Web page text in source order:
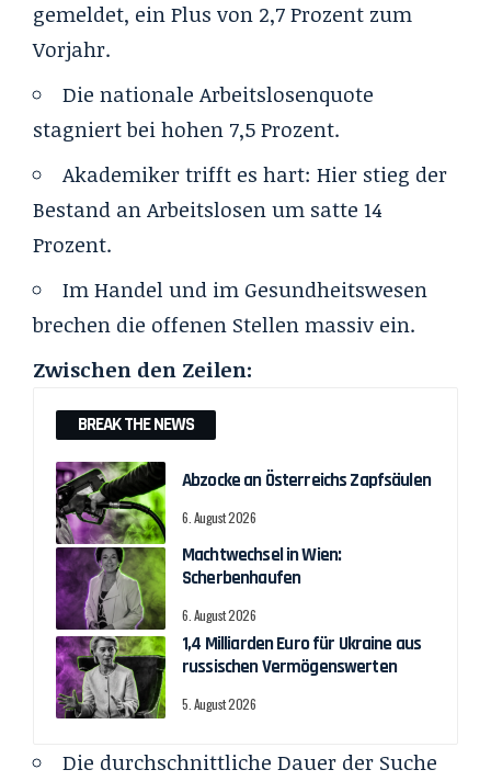
gemeldet, ein Plus von 2,7 Prozent zum
Vorjahr.
Die nationale Arbeitslosenquote
stagniert bei hohen 7,5 Prozent.
Akademiker trifft es hart: Hier stieg der
Bestand an Arbeitslosen um satte 14
Prozent.
Im Handel und im Gesundheitswesen
brechen die offenen Stellen massiv ein.
Zwischen den Zeilen:
BREAK THE NEWS
Abzocke an Österreichs Zapfsäulen
6. August 2026
Machtwechsel in Wien:
Scherbenhaufen
6. August 2026
1,4 Milliarden Euro für Ukraine aus
russischen Vermögenswerten
5. August 2026
Die durchschnittliche Dauer der Suche